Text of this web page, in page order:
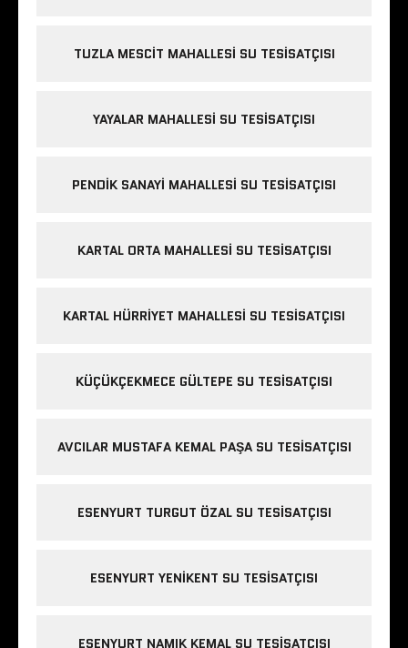
TUZLA MESCIT MAHALLESI SU TESISATÇISI
YAYALAR MAHALLESI SU TESISATÇISI
PENDIK SANAYI MAHALLESI SU TESISATÇISI
KARTAL ORTA MAHALLESI SU TESISATÇISI
KARTAL HÜRRIYET MAHALLESI SU TESISATÇISI
KÜÇÜKÇEKMECE GÜLTEPE SU TESISATÇISI
AVCILAR MUSTAFA KEMAL PAŞA SU TESISATÇISI
ESENYURT TURGUT ÖZAL SU TESISATÇISI
ESENYURT YENIKENT SU TESISATÇISI
ESENYURT NAMIK KEMAL SU TESISATÇISI